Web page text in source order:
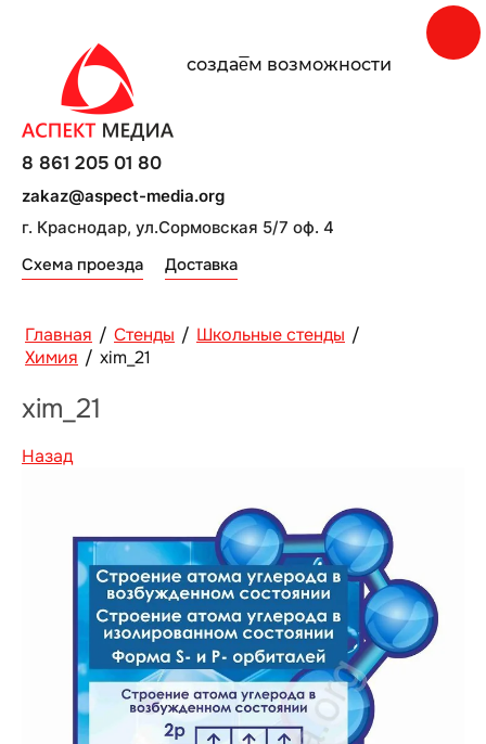
создаe̅м возможности
г. Краснодар, ул.Сормовская 5/7 оф. 4
Схема проезда Доставка
8 861 205 01 80
zakaz@aspect-media.org
Главная / Стенды / Школьные стенды /
Химия / xim_21
xim_21
Назад